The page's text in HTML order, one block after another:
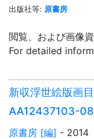
出版社等: 原書房
閲覧、および画像
For detailed
新収浮世絵版画
AA12437103-
原書房 [編] - 2014